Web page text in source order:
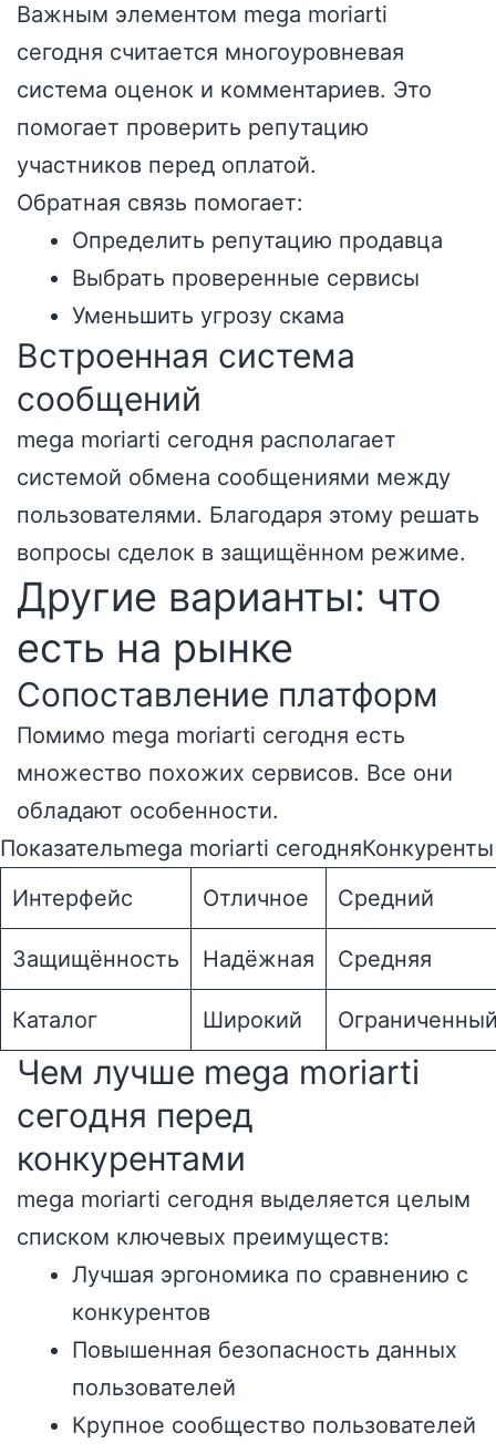
Важным элементом mega moriarti
сегодня считается многоуровневая
система оценок и комментариев. Это
помогает проверить репутацию
участников перед оплатой.
Обратная связь помогает:
Определить репутацию продавца
Выбрать проверенные сервисы
Уменьшить угрозу скама
Встроенная система
сообщений
mega moriarti сегодня располагает
системой обмена сообщениями между
пользователями. Благодаря этому решать
вопросы сделок в защищённом режиме.
Другие варианты: что
есть на рынке
Сопоставление платформ
Помимо mega moriarti сегодня есть
множество похожих сервисов. Все они
обладают особенности.
Показательmega moriarti сегодняКонкуренты
Интерфейс
Отличное Средний
Защищённость Надёжная Средняя
Каталог Широкий
Чем лучше mega moriarti
сегодня перед
конкурентами
mega moriarti сегодня выделяется целым
списком ключевых преимуществ:
Лучшая эргономика по сравнению с
конкурентов
Повышенная безопасность данных
пользователей
Крупное сообщество пользователей